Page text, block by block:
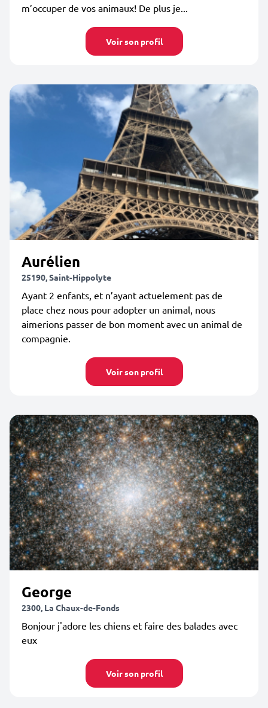
m’occuper de vos animaux! De plus je...
Voir son profil
Aurélien
25190, Saint-Hippolyte
Ayant 2 enfants, et n’ayant actuelement pas de
place chez nous pour adopter un animal, nous
aimerions passer de bon moment avec un animal de
compagnie.
Voir son profil
George
2300, La Chaux-de-Fonds
Bonjour j'adore les chiens et faire des balades avec
eux
Voir son profil